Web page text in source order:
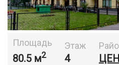
Площадь
80.5 м2
Этаж
4